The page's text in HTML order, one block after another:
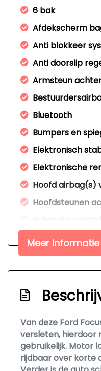
6 bak
Afdekscherm
Anti blokkeer
Anti doorslip
Armsteun
Bluetooth
Bumpers en
Elektronisch
Elektronische
Hoofd airbag(s)
Hoofdsteunen
In hoogte
Passagiersairbag
Zij airbag(s) voor
Buitenspiegels
verwarmbaar
Centrale
Meer informatie
Van deze Ford
versleten, hierdoor
gebruikelijk. Motor
rijdbaar over korte